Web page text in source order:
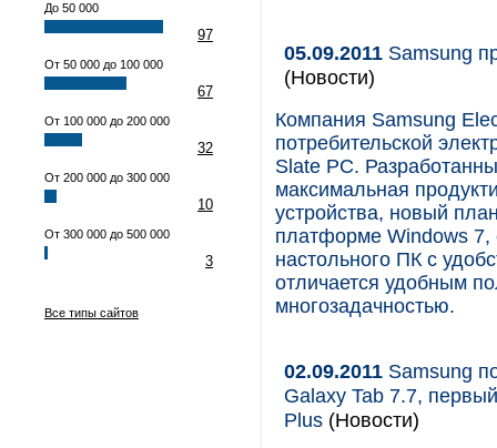
До 50 000
97
От 50 000 до 100 000
67
От 100 000 до 200 000
32
От 200 000 до 300 000
10
От 300 000 до 500 000
3
Все типы сайтов
05.09.2011 Samsung
(Новости)
Компания Samsung
потребительской
Slate PC.
максимальная
устройства, новый
платформе Windows 7,
настольного ПК с
отличается удобным
многозадачностью.
02.09.2011 Samsung
Galaxy Tab 7.7,
Plus (Новости)